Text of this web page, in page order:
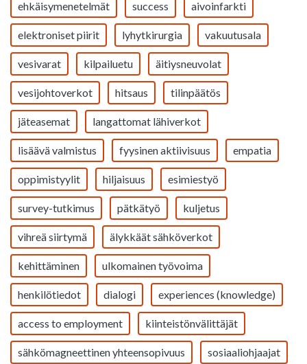
ehkäisymenetelmät success aivoinfarkti
elektroniset piirit lyhytkirurgia vakuutusala
vesivarat kilpailuetu äitiysneuvolat
vesijohtoverkot hitsaus tilinpäätös
jäteasemat langattomat lähiverkot
lisäävä valmistus fyysinen aktiivisuus empatia
oppimistyylit hiljaisuus esimiestyö
survey-tutkimus pätkätyö kuljetus
vihreä siirtymä älykkäät sähköverkot
kehittäminen ulkomainen työvoima
henkilötiedot dialogi experiences (knowledge)
access to employment kiinteistönvälittäjät
sähkömagneettinen yhteensopivuus sosiaaliohjaajat